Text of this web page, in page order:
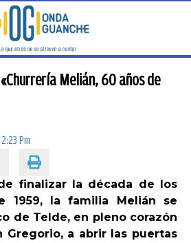
Melián, 60 años de
2:23 Pm
finalizar la década de los
1959, la familia Melián se
de Telde, en pleno corazón
Gregorio, a abrir las puertas